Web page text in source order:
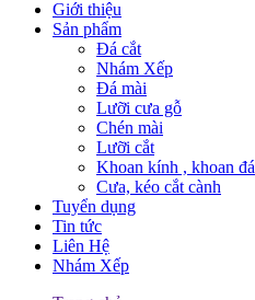
Giới thiệu
Sản phẩm
Đá cắt
Nhám Xếp
Đá mài
Lưỡi cưa gỗ
Chén mài
Lưỡi cắt
Khoan kính , khoan đá
Cưa, kéo cắt cành
Tuyển dụng
Tin tức
Liên Hệ
Nhám Xếp